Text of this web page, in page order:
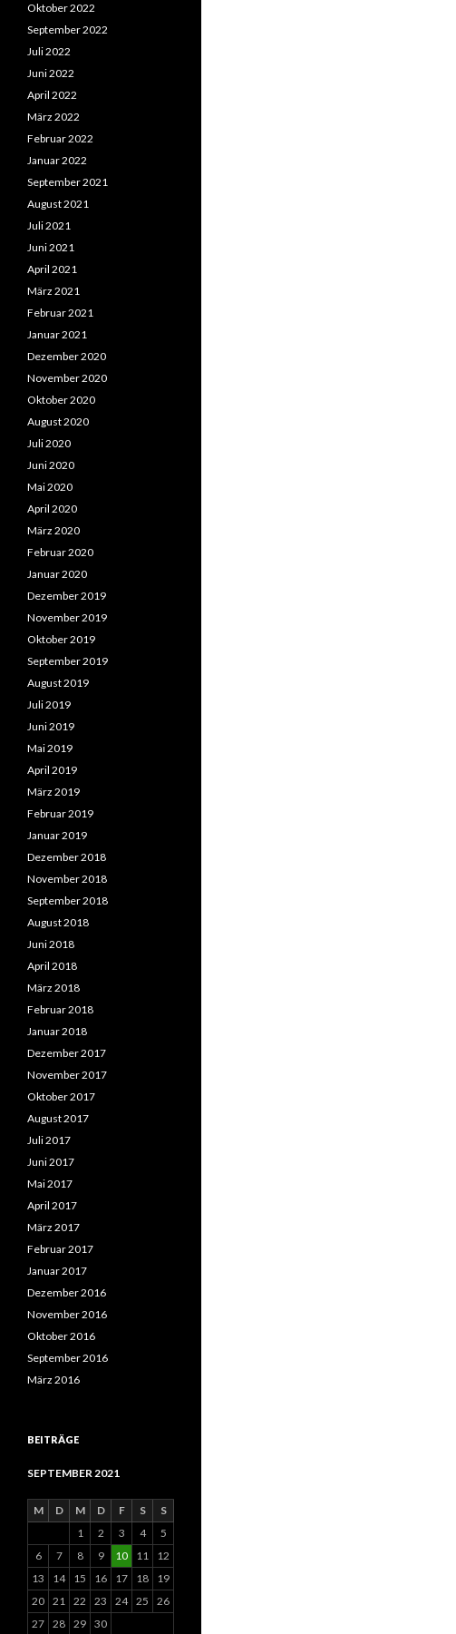
Oktober 2022
September 2022
Juli 2022
Juni 2022
April 2022
März 2022
Februar 2022
Januar 2022
September 2021
August 2021
Juli 2021
Juni 2021
April 2021
März 2021
Februar 2021
Januar 2021
Dezember 2020
November 2020
Oktober 2020
August 2020
Juli 2020
Juni 2020
Mai 2020
April 2020
März 2020
Februar 2020
Januar 2020
Dezember 2019
November 2019
Oktober 2019
September 2019
August 2019
Juli 2019
Juni 2019
Mai 2019
April 2019
März 2019
Februar 2019
Januar 2019
Dezember 2018
November 2018
September 2018
August 2018
Juni 2018
April 2018
März 2018
Februar 2018
Januar 2018
Dezember 2017
November 2017
Oktober 2017
August 2017
Juli 2017
Juni 2017
Mai 2017
April 2017
März 2017
Februar 2017
Januar 2017
Dezember 2016
November 2016
Oktober 2016
September 2016
März 2016
BEITRÄGE
SEPTEMBER 2021
M D M D F S
S
1
2 3 4
5
6
7 8 9 10 11
12
13
14 15 16 17 18
19
20 21 22 23 24 25
26
27 28 29 30